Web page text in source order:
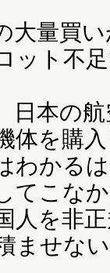
大量買
ット不足
日本の
体を購
わかる
てこな
人を非
ませな